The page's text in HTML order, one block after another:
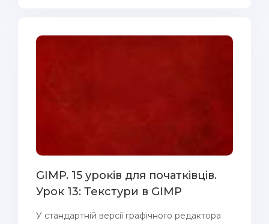
GIMP. 15 уроків для початківців.
Урок 13: Текстури в GIMP
У стандартній версії графічного редактора